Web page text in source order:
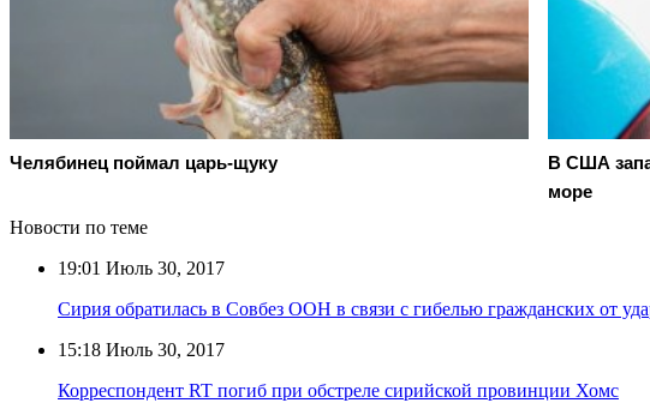
Челябинец поймал царь-щуку
В США
море
Новости по теме
19:01 Июль 30, 2017
Сирия обратилась в Совбез ООН в связи с гибелью гражданских от
15:18 Июль 30, 2017
Корреспондент RT погиб при обстреле сирийской провинции Хомс